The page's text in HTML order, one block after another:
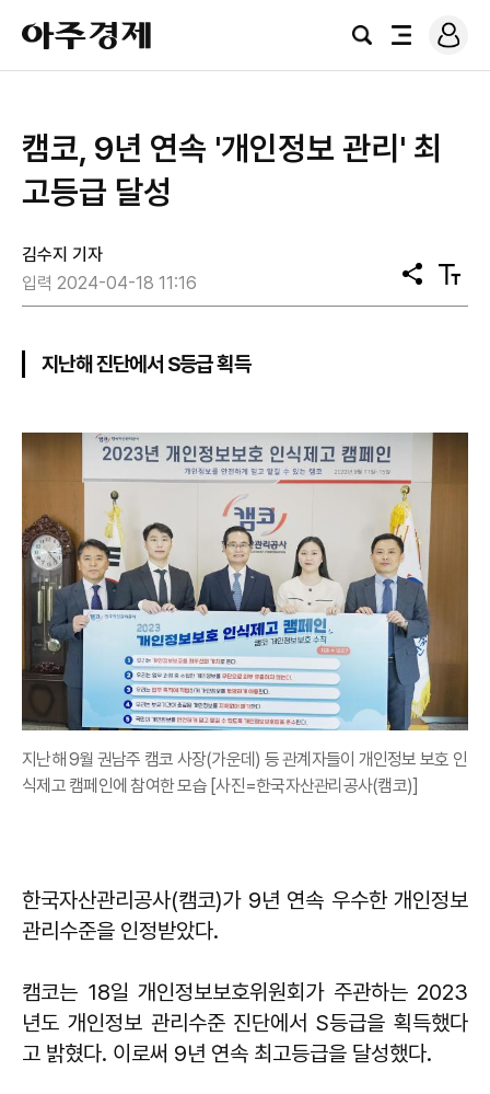
아
주
경
검
전
로
그
캠코, 9년 연속 '개인정보 관리' 최
고등급 달성
김수지 기자
입력 2024-04-18 11:16
공
유
텍
스
지난해 진단에서 S등급 획득
지난해 9월 권남주 캠코 사장(가운데) 등 관계자들이 개인정보 보호 인
식제고 캠페인에 참여한 모습 [사진=한국자산관리공사(캠코)]
한국자산관리공사(캠코)가 9년 연속 우수한 개인정보
관리수준을 인정받았다.
캠코는 18일 개인정보보호위원회가 주관하는 2023
년도 개인정보 관리수준 진단에서 S등급을 획득했다
고 밝혔다. 이로써 9년 연속 최고등급을 달성했다.